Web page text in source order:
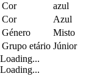
Cor
azul
Cor
Azul
Género
Misto
Grupo etário Júnior
Loading...
Loading...